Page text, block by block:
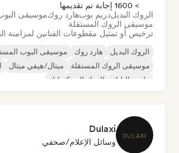
> 1600 إجابة تم تقديمها
الروك البديلدريم بوبهارد روكموسيقى
موسيقى الروك المستقلة
ترخيص أو تمثيل مقطوعات الفنانين لمزامنة
الروك البديل هارد روك
موسيقى البوب
موسيقى الروك المستقلة
ميتال/هيفي ميتال
ما بعد البانك
الروك السيكديليك
Dulaxi
وسائل الإعلام/صحفي